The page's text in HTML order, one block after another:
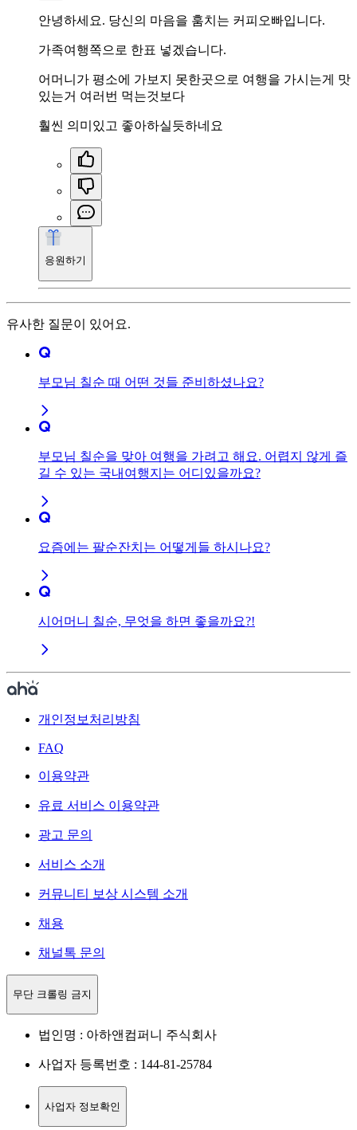
안녕하세요. 당신의 마음을 훔치는 커피오빠입니다.
가족여행쪽으로 한표 넣겠습니다.
어머니가 평소에 가보지 못한곳으로 여행을 가시는게 맛
있는거 여러번 먹는것보다
훨씬 의미있고 좋아하실듯하네요
응원하기
유사한 질문이 있어요.
부모님 칠순 때 어떤 것들 준비하셨나요?
부모님 칠순을 맞아 여행을 가려고 해요. 어렵지 않게 즐
길 수 있는 국내여행지는 어디있을까요?
요즘에는 팔순잔치는 어떻게들 하시나요?
시어머니 칠순, 무엇을 하면 좋을까요?!
개인정보처리방침
FAQ
이용약관
유료 서비스 이용약관
광고 문의
서비스 소개
커뮤니티 보상 시스템 소개
채용
채널톡 문의
무단 크롤링 금지
법인명 : 아하앤컴퍼니 주식회사
사업자 등록번호 : 144-81-25784
사업자 정보확인